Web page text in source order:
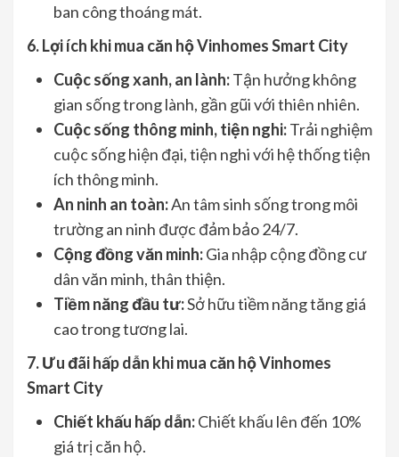
ban công thoáng mát.
6. Lợi ích khi mua căn hộ Vinhomes Smart City
Cuộc sống xanh, an lành:Tận hưởng không
gian sống trong lành, gần gũi với thiên nhiên.
Cuộc sống thông minh, tiện nghi:Trải nghiệm
cuộc sống hiện đại, tiện nghi với hệ thống tiện
ích thông minh.
An ninh an toàn:An tâm sinh sống trong môi
trường an ninh được đảm bảo 24/7.
Cộng đồng văn minh:Gia nhập cộng đồng cư
dân văn minh, thân thiện.
Tiềm năng đầu tư:Sở hữu tiềm năng tăng giá
cao trong tương lai.
7. Ưu đãi hấp dẫn khi mua căn hộ Vinhomes
Smart City
Chiết khấu hấp dẫn:Chiết khấu lên đến 10%
giá trị căn hộ.